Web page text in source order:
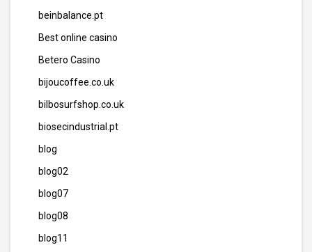
beinbalance.pt
Best online casino
Betero Casino
bijoucoffee.co.uk
bilbosurfshop.co.uk
biosecindustrial.pt
blog
blog02
blog07
blog08
blog11